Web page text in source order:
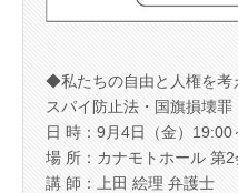
◆私たちの自由と人権を考
スパイ防止法・国旗損壊罪
日 時：9月4日（金）19:00
場 所：カナモトホール 第2
講 師：上田 絵理 弁護士